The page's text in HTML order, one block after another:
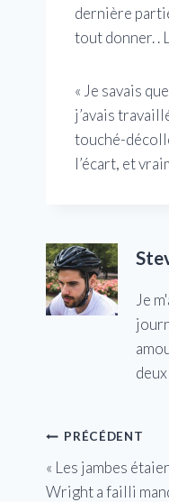
dernière
tout donner. .
« Je savais
j’avais
touché-
l’écart, et
Je
Navigation
de
PRÉCÉDENT
« Les jambes
Wright a failli